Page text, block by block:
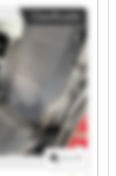
SISTEMES I
S.L.
I
S.L.
I
MECANITZATS S.L.
I
MECANITZATS S.L.
I